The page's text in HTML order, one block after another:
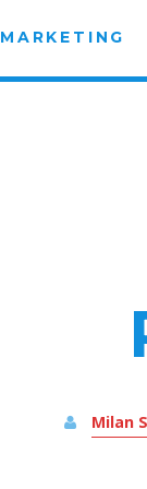
MARKETING
Milan